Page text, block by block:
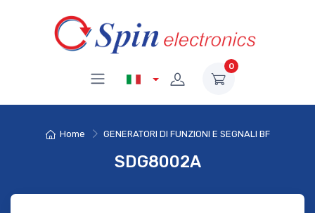
0
Home GENERATORI DI FUNZIONI E SEGNALI BF
SDG8002A